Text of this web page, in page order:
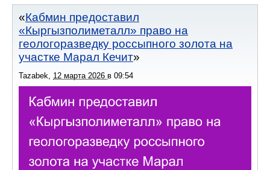
Кабмин предоставил
«Кыргызполиметалл» право на
геологоразведку россыпного золота на
участке Марал Кечит
Tazabek 12 марта 2026 в 09:54